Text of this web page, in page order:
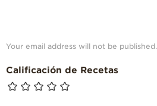
Your email address will not be published.
Calificación de Recetas